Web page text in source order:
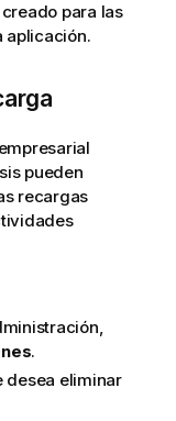
para las
aplicación.
pueden
recargas
,
.
desea eliminar